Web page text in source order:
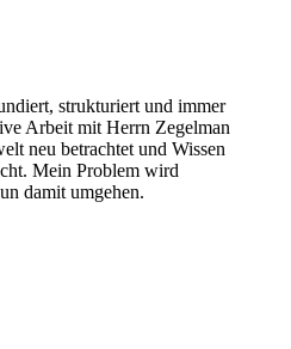
strukturiert und immer
Arbeit mit Herrn Zegelman
neu betrachtet und Wissen
Mein Problem wird
damit umgehen.